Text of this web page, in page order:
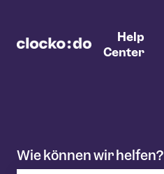
Help
Center
Wie können wir helfen?